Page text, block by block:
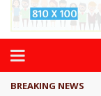
BREAKING NEWS